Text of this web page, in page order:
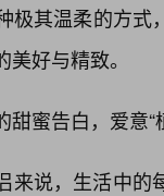
极其温柔的方
好与精致。
甜蜜告白，爱意“
来说，生活中